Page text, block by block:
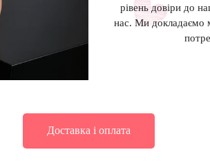
рівень довіри до
нас. Ми докладаємо
Доставка i оплата